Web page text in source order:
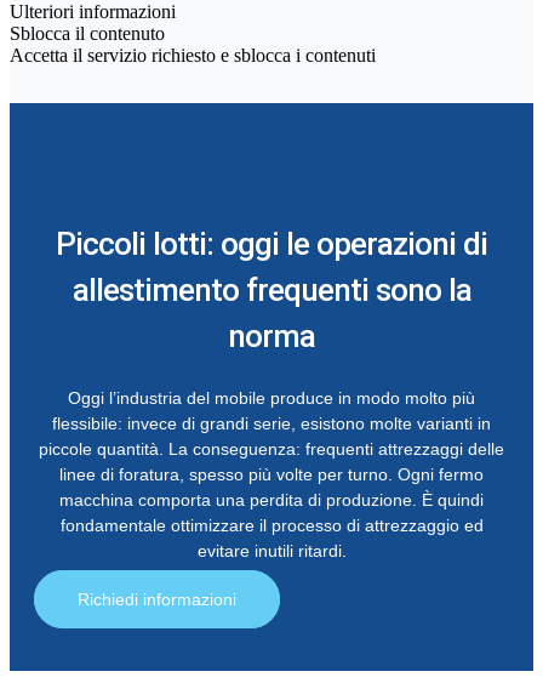
Ulteriori informazioni
Sblocca il contenuto
Accetta il servizio richiesto e sblocca i contenuti
Piccoli lotti: oggi le operazioni di
allestimento frequenti sono la
norma
Oggi l’industria del mobile produce in modo molto più
flessibile: invece di grandi serie, esistono molte varianti in
piccole quantità. La conseguenza: frequenti attrezzaggi delle
linee di foratura, spesso più volte per turno. Ogni fermo
macchina comporta una perdita di produzione. È quindi
fondamentale ottimizzare il processo di attrezzaggio ed
evitare inutili ritardi.
Richiedi informazioni